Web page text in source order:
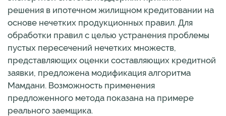
решения в ипотечном жилищном кредитовании на
основе нечетких продукционных правил. Для
обработки правил с целью устранения проблемы
пустых пересечений нечетких множеств,
представляющих оценки составляющих кредитной
заявки, предложена модификация алгоритма
Мамдани. Возможность применения
предложенного метода показана на примере
реального заемщика.